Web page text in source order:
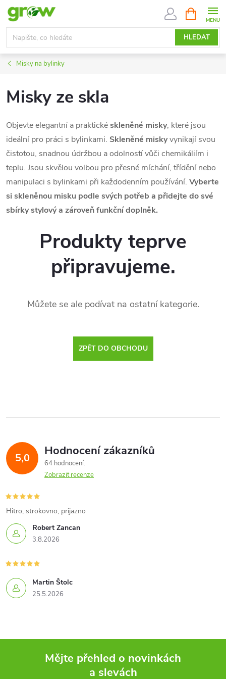
Přejít
obsah
HLEDAT
NÁKUPNÍ
KOŠÍK
Misky na bylinky
Misky ze skla
Objevte elegantní a praktickéskleněné misky, které jsou
ideální pro práci s bylinkami. Skleněné miskyvynikají svou
čistotou, snadnou údržbou a odolností vůči chemikáliím i
teplu. Jsou skvělou volbou pro přesné míchání, třídění nebo
manipulaci s bylinkami při každodenním používání. Vyberte
si skleněnou misku podle svých potřeb a přidejte do své
sbírky stylový a zároveň funkční doplněk.
Produkty teprve
připravujeme.
Můžete se ale podívat na ostatní kategorie.
ZPĚT DO OBCHODU
5,0 Hodnocení zákazníků
64 hodnocení
Zobrazit recenze
Robert Zancan
3.8.2026
Hitro, strokovno, prijazno
Martin Štolc
25.5.2026
Mějte přehled o novinkách
a slevách